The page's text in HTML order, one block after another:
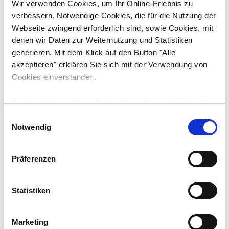
Wir verwenden Cookies, um Ihr Online-Erlebnis zu
verbessern. Notwendige Cookies, die für die Nutzung der
Webseite zwingend erforderlich sind, sowie Cookies, mit
denen wir Daten zur Weiternutzung und Statistiken
generieren. Mit dem Klick auf den Button "Alle
akzeptieren" erklären Sie sich mit der Verwendung von
Cookies einverstanden.
Für die Änderung Ihrer Cookie-Einstellungen klicken Sie
Umständen können durch die Anpassung der
Einstellungen bestimmte Funktionen nicht fehlerfrei
genutzt werden. Weitere Informationen finden Sie in der
unten stehenden Cookie-Erklärung unter "Details zeigen"
Notwendig
Präferenzen
Statistiken
Marketing
Alle Preise pro Stück, falls nicht anders angegeben. Preise zzgl. gültiger
Mehrwertsteuer. Angebot freibleibend, solange der Vorrat reicht.
Zwischenverkauf vorbehalten. Für Satz- / Inhaltsfehler übernehmen wir keine
Haftung. Bilder können vom Original abweichen. Abbildungen können
optionale Sonderausstattungen zeigen. Betriebsstunden können variieren.
Technische Daten